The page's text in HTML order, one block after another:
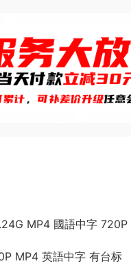
MP4 國語中字 720P
MP4 英語中字 有台标